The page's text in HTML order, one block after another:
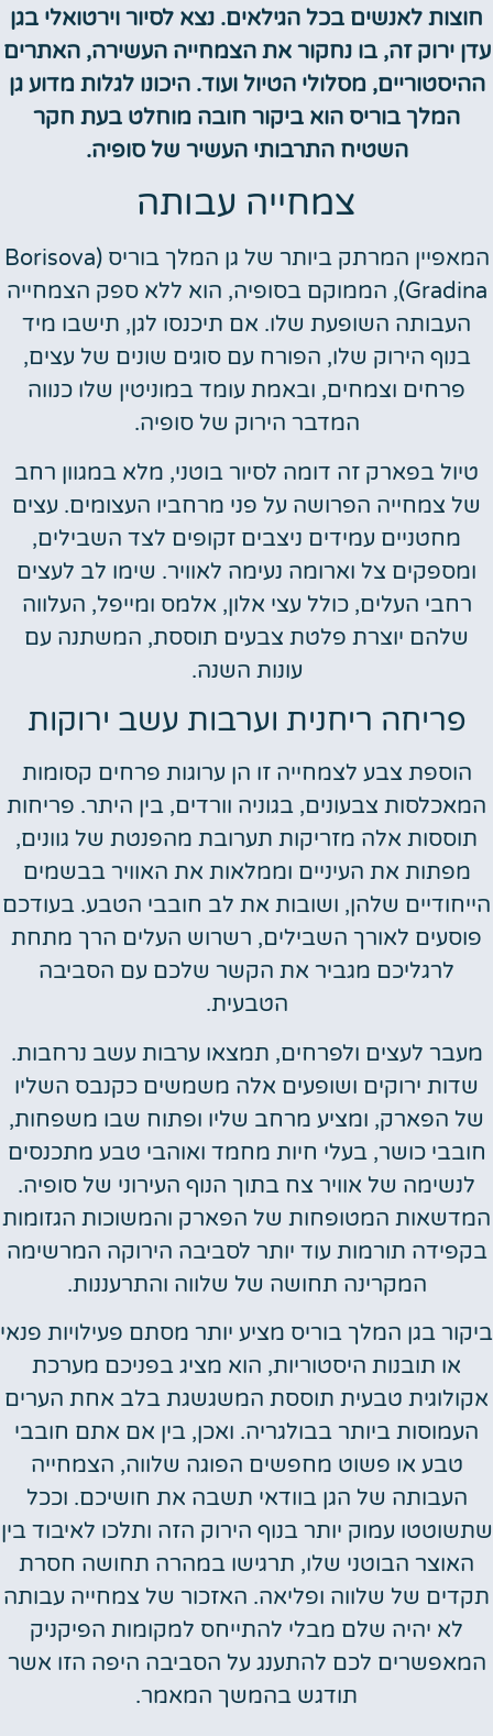
חוצות לאנשים בכל הגילאים. נצא לסיור וירטואלי בגן
עדן ירוק זה, בו נחקור את הצמחייה העשירה, האתרים
ההיסטוריים, מסלולי הטיול ועוד. היכונו לגלות מדוע גן
המלך בוריס הוא ביקור חובה מוחלט בעת חקר
השטיח התרבותי העשיר של סופיה.
צמחייה עבותה
המאפיין המרתק ביותר של גן המלך בוריס (Borisova
Gradina), הממוקם בסופיה, הוא ללא ספק הצמחייה
העבותה השופעת שלו. אם תיכנסו לגן, תישבו מיד
בנוף הירוק שלו, הפורח עם סוגים שונים של עצים,
פרחים וצמחים, ובאמת עומד במוניטין שלו כנווה
המדבר הירוק של סופיה.
טיול בפארק זה דומה לסיור בוטני, מלא במגוון רחב
של צמחייה הפרושה על פני מרחביו העצומים. עצים
מחטניים עמידים ניצבים זקופים לצד השבילים,
ומספקים צל וארומה נעימה לאוויר. שימו לב לעצים
רחבי העלים, כולל עצי אלון, אלמס ומייפל, העלווה
שלהם יוצרת פלטת צבעים תוססת, המשתנה עם
עונות השנה.
פריחה ריחנית וערבות עשב ירוקות
הוספת צבע לצמחייה זו הן ערוגות פרחים קסומות
המאכלסות צבעונים, בגוניה וורדים, בין היתר. פריחות
תוססות אלה מזריקות תערובת מהפנטת של גוונים,
מפתות את העיניים וממלאות את האוויר בבשמים
הייחודיים שלהן, ושובות את לב חובבי הטבע. בעודכם
פוסעים לאורך השבילים, רשרוש העלים הרך מתחת
לרגליכם מגביר את הקשר שלכם עם הסביבה
הטבעית.
מעבר לעצים ולפרחים, תמצאו ערבות עשב נרחבות.
שדות ירוקים ושופעים אלה משמשים כקנבס השליו
של הפארק, ומציע מרחב שליו ופתוח שבו משפחות,
חובבי כושר, בעלי חיות מחמד ואוהבי טבע מתכנסים
לנשימה של אוויר צח בתוך הנוף העירוני של סופיה.
המדשאות המטופחות של הפארק והמשוכות הגזומות
בקפידה תורמות עוד יותר לסביבה הירוקה המרשימה
המקרינה תחושה של שלווה והתרעננות.
ביקור בגן המלך בוריס מציע יותר מסתם פעילויות פנאי
או תובנות היסטוריות, הוא מציג בפניכם מערכת
אקולוגית טבעית תוססת המשגשגת בלב אחת הערים
העמוסות ביותר בבולגריה. ואכן, בין אם אתם חובבי
טבע או פשוט מחפשים הפוגה שלווה, הצמחייה
העבותה של הגן בוודאי תשבה את חושיכם. וככל
שתשוטטו עמוק יותר בנוף הירוק הזה ותלכו לאיבוד בין
האוצר הבוטני שלו, תרגישו במהרה תחושה חסרת
תקדים של שלווה ופליאה. האזכור של צמחייה עבותה
לא יהיה שלם מבלי להתייחס למקומות הפיקניק
המאפשרים לכם להתענג על הסביבה היפה הזו אשר
תודגש בהמשך המאמר.